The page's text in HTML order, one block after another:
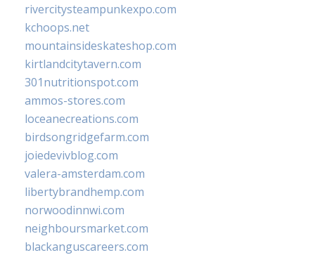
rivercitysteampunkexpo.com
kchoops.net
mountainsideskateshop.com
kirtlandcitytavern.com
301nutritionspot.com
ammos-stores.com
loceanecreations.com
birdsongridgefarm.com
joiedevivblog.com
valera-amsterdam.com
libertybrandhemp.com
norwoodinnwi.com
neighboursmarket.com
blackanguscareers.com